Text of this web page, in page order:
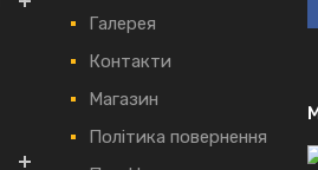
Галерея
Контакти
Магазин
Політика повернення